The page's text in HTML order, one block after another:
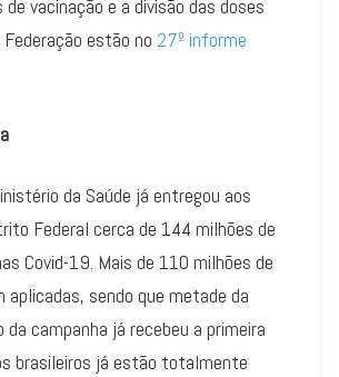
vacinação e a divisão das doses
estão no 27º informe
da Saúde já entregou aos
Federal cerca de 144 milhões de
Covid-19. Mais de 110 milhões de
aplicadas, sendo que metade da
da campanha já recebeu a primeira
brasileiros já estão totalmente